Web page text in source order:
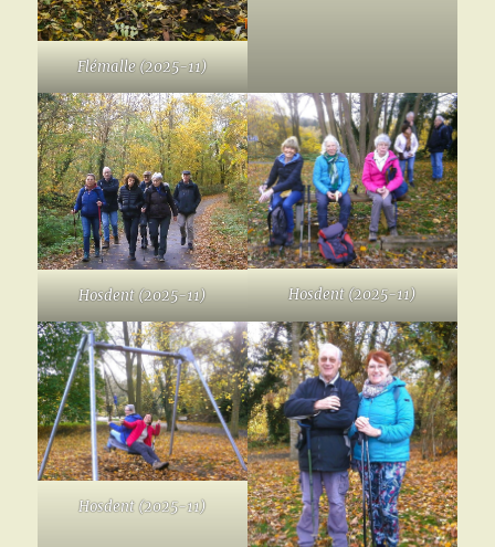
Flémalle (2025-11)
Hosdent (2025-11) Hosdent (2025-11)
Hosdent (2025-11)